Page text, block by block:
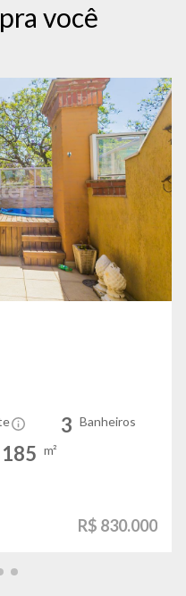
você
3 Banheiros
185 m²
R$ 830.000